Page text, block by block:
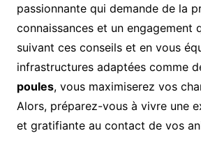
passionnante qui demande de la
connaissances et un engagement
suivant ces conseils et en vous
infrastructures adaptées comme
poules, vous maximiserez vos
Alors, préparez-vous à vivre une
et gratifiante au contact de vos